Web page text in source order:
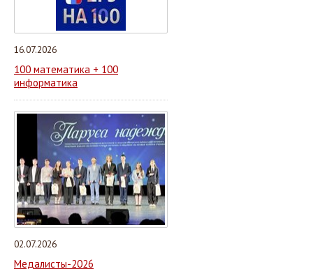
16.07.2026
100 математика + 100
информатика
02.07.2026
Медалисты-2026